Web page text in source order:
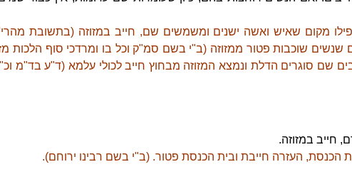
מקום שאיש ואשה ישנים ומשמשים שם, חייב במזוזה (בתשובת
שנשים שוכבות פטור ממזוזה (ב"י בשם סמ"ק וכל בו ומרדכי סוף הלכות
שם סוגרים הדלת ונמצא המזוזה מבחוץ חייב לכולי עלמא (ד"ע בד"מ
חייב במזוזה.
הכנסת, העזרה חייבת ובית הכנסת פטור. (ב"י בשם רבינו ירוחם).